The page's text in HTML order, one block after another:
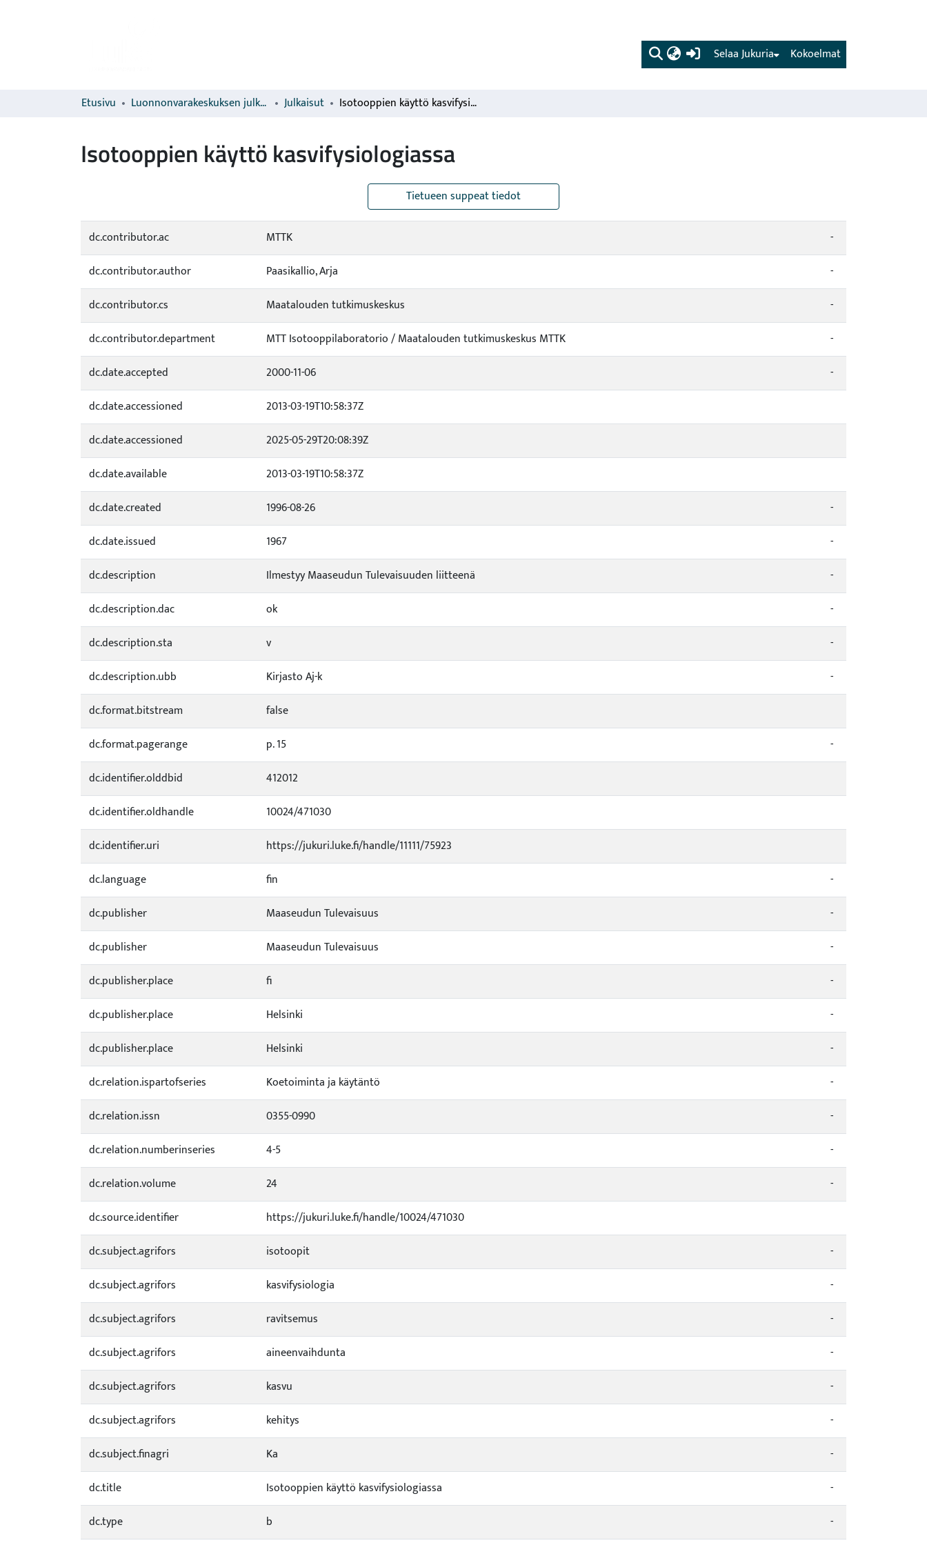
(current) Kokoelmat
Selaa Jukuria
Etusivu Luonnonvarakeskuksen julkaisut Julkaisut Isotooppien käyttö kasvifysiologiassa
Isotooppien käyttö kasvifysiologiassa
Tietueen suppeat tiedot
dc.contributor.ac MTTK
-
dc.contributor.author
Paasikallio, Arja
-
dc.contributor.cs
Maatalouden tutkimuskeskus
-
dc.contributor.department
MTT Isotooppilaboratorio / Maatalouden tutkimuskeskus MTTK
-
dc.date.accepted
2000-11-06
-
dc.date.accessioned
2013-03-19T10:58:37Z
dc.date.accessioned
2025-05-29T20:08:39Z
dc.date.available
2013-03-19T10:58:37Z
dc.date.created
1996-08-26
-
dc.date.issued
1967
-
dc.description
Ilmestyy Maaseudun Tulevaisuuden liitteenä
-
dc.description.dac
ok
-
dc.description.sta
v
-
dc.description.ubb
Kirjasto Aj-k
-
dc.format.bitstream
false
dc.format.pagerange
p. 15
-
dc.identifier.olddbid
412012
dc.identifier.oldhandle
10024/471030
dc.identifier.uri
https://jukuri.luke.fi/handle/11111/75923
dc.language
fin
-
dc.publisher
Maaseudun Tulevaisuus
-
dc.publisher
Maaseudun Tulevaisuus
-
dc.publisher.place
fi
-
dc.publisher.place
Helsinki
-
dc.publisher.place
Helsinki
-
dc.relation.ispartofseries
Koetoiminta ja käytäntö
-
dc.relation.issn
0355-0990
-
dc.relation.numberinseries
4-5
-
dc.relation.volume
24
-
dc.source.identifier
https://jukuri.luke.fi/handle/10024/471030
dc.subject.agrifors
isotoopit
-
dc.subject.agrifors
kasvifysiologia
-
dc.subject.agrifors
ravitsemus
-
dc.subject.agrifors
aineenvaihdunta
-
dc.subject.agrifors
kasvu
-
dc.subject.agrifors
kehitys
-
dc.subject.finagri
Ka
-
dc.title
Isotooppien käyttö kasvifysiologiassa
-
dc.type
b -